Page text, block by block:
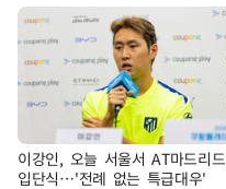
이강인, 오늘 서울서 AT마드리드
입단식…'전례 없는 특급대우'